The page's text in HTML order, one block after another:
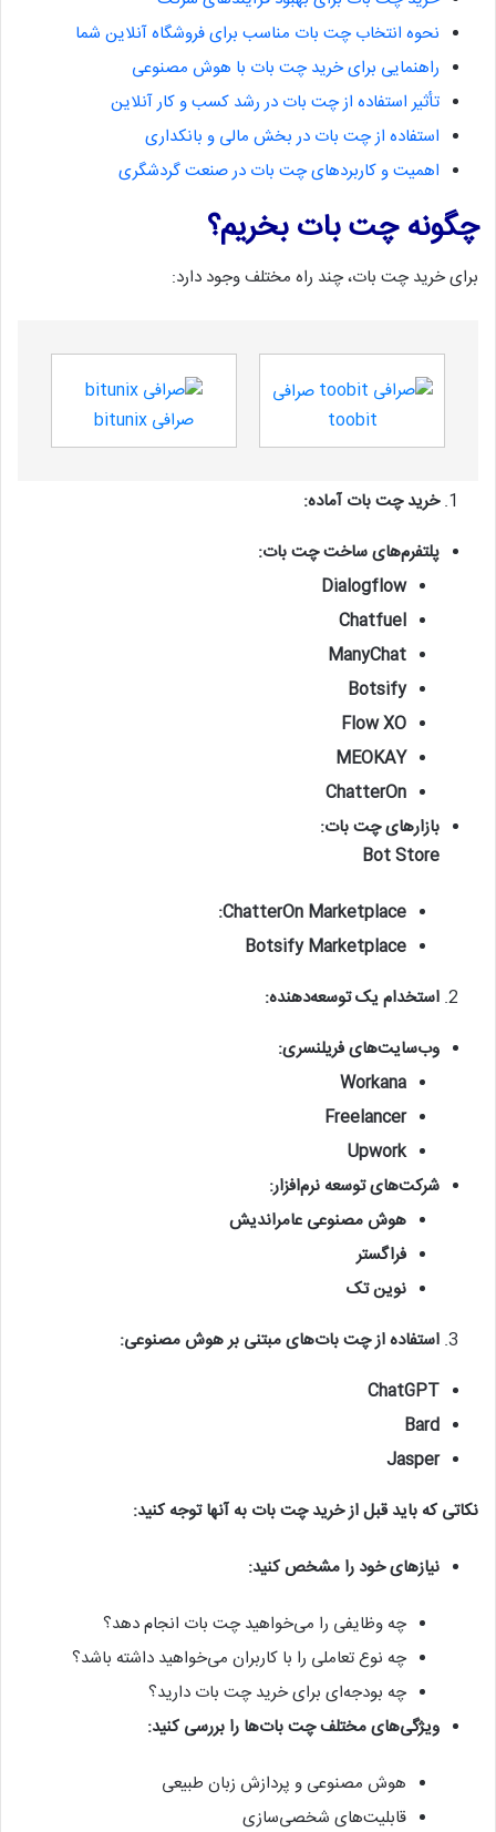
نحوه انتخاب چت بات مناسب برای فروشگاه آنلاین شما
راهنمایی برای خرید چت بات با هوش مصنوعی
تأثیر استفاده از چت بات در رشد کسب و کار آنلاین
استفاده از چت بات در بخش مالی و بانکداری
اهمیت و کاربردهای چت بات در صنعت گردشگری
چگونه چت بات بخریم؟
برای خرید چت بات، چند راه مختلف وجود دارد:
صرافی
toobit
صرافی bitunix
خرید چت بات آماده:
پلتفرم‌های ساخت چت بات:
Dialogflow
Chatfuel
ManyChat
Botsify
Flow XO
MEOKAY
ChatterOn
بازارهای چت بات:
Bot Store
ChatterOn Marketplace:
Botsify Marketplace
استخدام یک توسعه‌دهنده:
وب‌سایت‌های فریلنسری:
Workana
Freelancer
Upwork
شرکت‌های توسعه نرم‌افزار:
هوش مصنوعی عامراندیش
فراگستر
نوین تک
استفاده از چت بات‌های مبتنی بر هوش مصنوعی:
ChatGPT
Bard
Jasper
نکاتی که باید قبل از خرید چت بات به آنها توجه کنید:
نیازهای خود را مشخص کنید:
چه وظایفی را می‌خواهید چت بات انجام دهد؟
چه نوع تعاملی را با کاربران می‌خواهید داشته باشد؟
چه بودجه‌ای برای خرید چت بات دارید؟
ویژگی‌های مختلف چت بات‌ها را بررسی کنید:
هوش مصنوعی و پردازش زبان طبیعی
قابلیت‌های شخصی‌سازی